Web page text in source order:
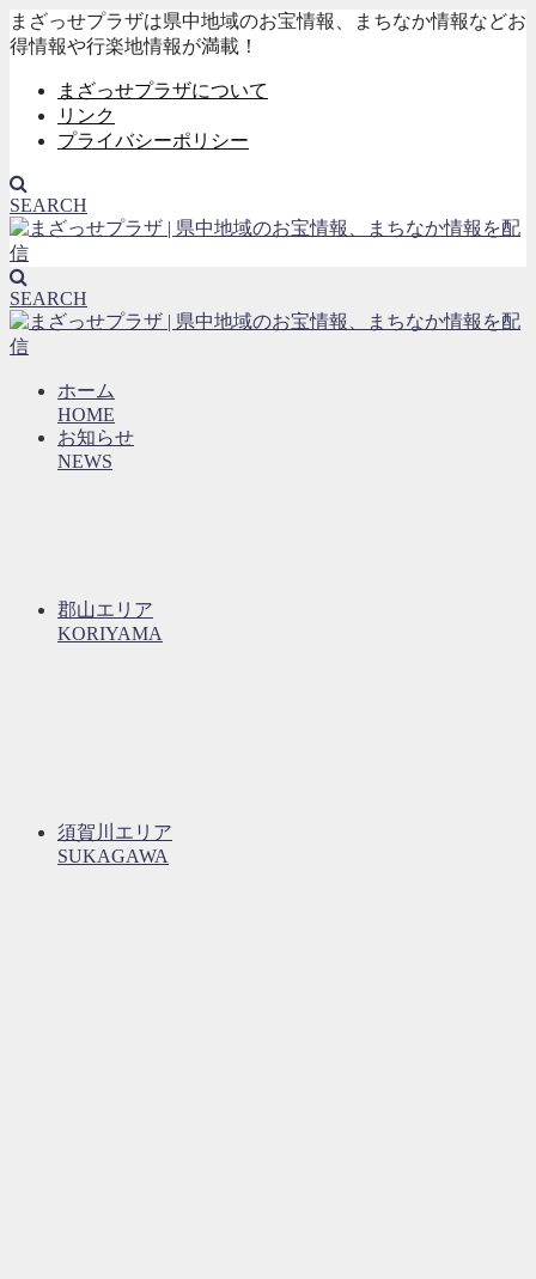
まざっせプラザは県中地域のお宝情報、まちなか情報などお
得情報や行楽地情報が満載！
まざっせプラザについて
リンク
プライバシーポリシー
SEARCH
SEARCH
ホーム
HOME
お知らせ
NEWS
郡山エリア
KORIYAMA
須賀川エリア
SUKAGAWA